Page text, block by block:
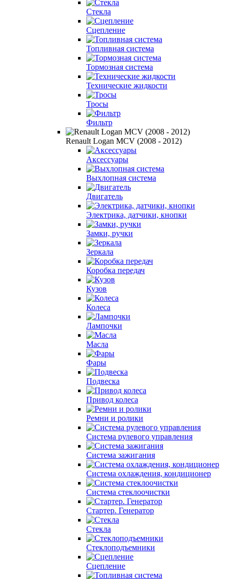
Стекла
Сцепление
Топливная система
Тормозная система
Технические жидкости
Тросы
Фильтр
Renault Logan MCV (2008 - 2012)
Аксессуары
Выхлопная система
Двигатель
Электрика, датчики, кнопки
Замки, ручки
Зеркала
Коробка передач
Кузов
Колеса
Лампочки
Масла
Фары
Подвеска
Привод колеса
Ремни и ролики
Система рулевого управления
Система зажигания
Система охлаждения, кондиционер
Система cтеклоочистки
Стартер. Генератор
Стекла
Стеклоподъемники
Сцепление